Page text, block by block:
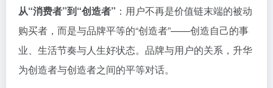
从“消费者”到“创造者” ：用户不再是价值链末端的被动
购买者，而是与品牌平等的“创造者”——创造自己的事
业、生活节奏与人生好状态。品牌与用户的关系，升华
为创造者与创造者之间的平等对话。